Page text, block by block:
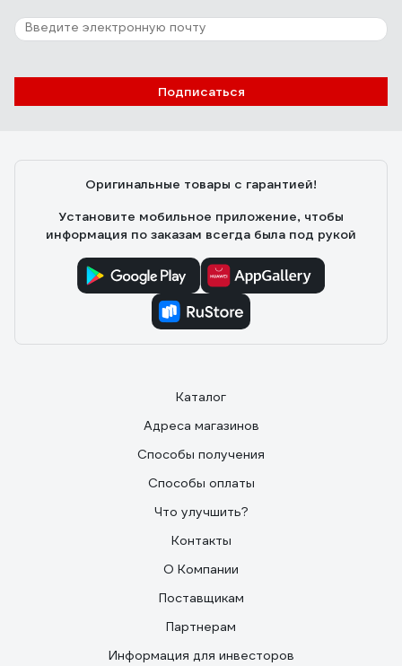
Подписаться
Оригинальные товары с гарантией!
Установите мобильное приложение, чтобы
информация по заказам всегда была под рукой
Каталог
Адреса магазинов
Способы получения
Способы оплаты
Что улучшить?
Контакты
О Компании
Поставщикам
Партнерам
Информация для инвесторов